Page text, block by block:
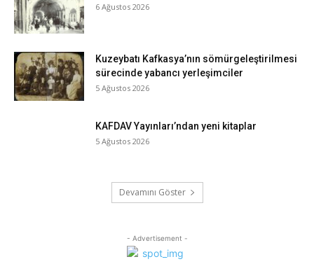
6 Ağustos 2026
Kuzeybatı Kafkasya’nın sömürgeleştirilmesi
sürecinde yabancı yerleşimciler
5 Ağustos 2026
KAFDAV Yayınları’ndan yeni kitaplar
5 Ağustos 2026
Devamını Göster
- Advertisement -